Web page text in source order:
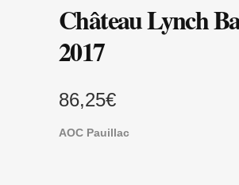
Château Lynch
2017
86,25€
AOC Pauillac